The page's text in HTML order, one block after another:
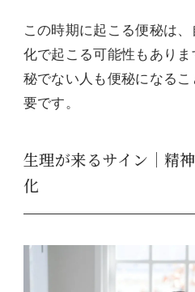
この時期に起こる便秘は
化で起こる可能性もあり
秘でない人も便秘になる
要です。
生理が来るサイン｜精
化